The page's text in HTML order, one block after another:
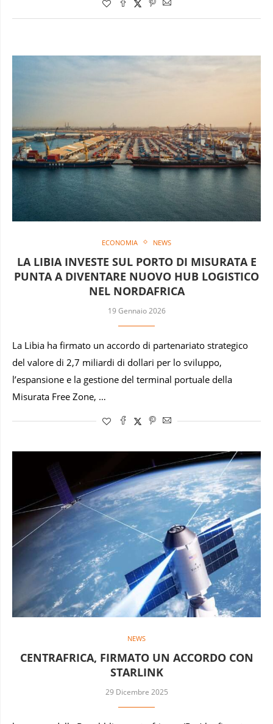
ECONOMIA NEWS
LA LIBIA INVESTE SUL PORTO DI MISURATA E
PUNTA A DIVENTARE NUOVO HUB LOGISTICO
NEL NORDAFRICA
19 Gennaio 2026
La Libia ha firmato un accordo di partenariato strategico
del valore di 2,7 miliardi di dollari per lo sviluppo,
l’espansione e la gestione del terminal portuale della
Misurata Free Zone, …
NEWS
CENTRAFRICA, FIRMATO UN ACCORDO CON
STARLINK
29 Dicembre 2025